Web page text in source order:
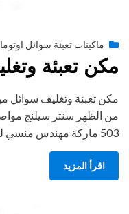
byengmansyPostedأغسطس 27, 2020
ماكينات تعبئة سوائل
مكن تعبئة
من الظهر سنتر سيلنج
503 ماركة مهندس منسي لحام…
اقرأ المزيد